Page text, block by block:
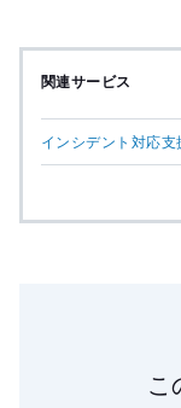
関連サービス
インシデント対応支
こ